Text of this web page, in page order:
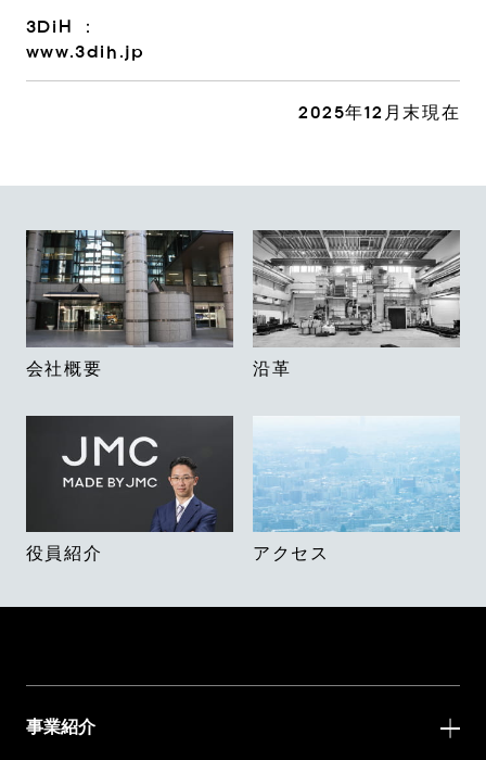
3DiH ：
www.3dih.jp
2025年12月末現在
会社概要 沿革
役員紹介 アクセス
事業紹介